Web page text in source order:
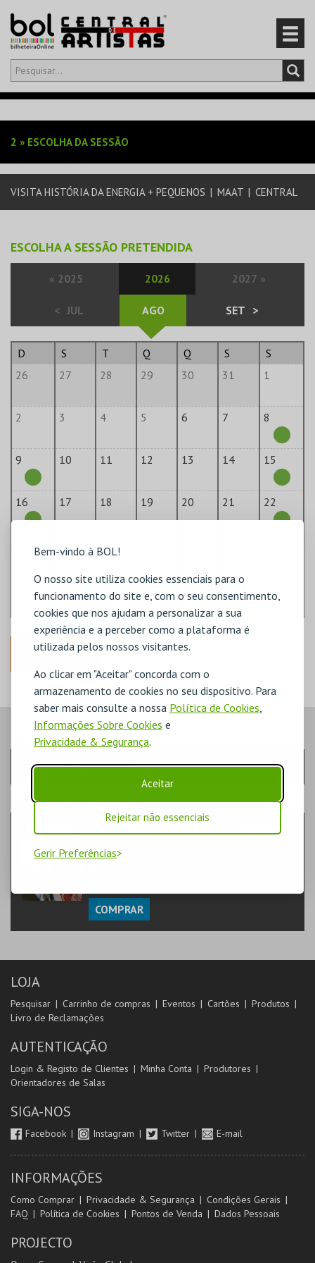
Bem-vindo à BOL!
O nosso site utiliza cookies essenciais para o
funcionamento do site e, com o seu consentimento,
cookies que nos ajudam a personalizar a sua
experiência e a perceber como a plataforma é
utilizada pelos nossos visitantes.
Ao clicar em "Aceitar" concorda com o
armazenamento de cookies no seu dispositivo. Para
saber mais consulte a nossa Política de Cookies,
Informações Sobre Cookies e
Privacidade & Segurança.
Aceitar
Rejeitar não essenciais
Gerir Preferências
Olá,iniciar sessão
EVENTOS
CARTÕES
2 » ESCOLHA DA SESSÃO
VISITA HISTÓRIA DA ENERGIA + PEQUENOS | MAAT | CENTRAL
ESCOLHA A SESSÃO PRETENDIDA
« 2025 2026 2027 »
< JUL AGO SET >
D S T Q Q S
S
26
27 28 29 30 31 1
2 3 4 5 6 7 8
9 10 11 12 13 14 15
16 17 18 19 20 21 22
24 25
31 1 2 3 4
ANTERIOR
PASSO- SESSÃO
Escolha a sessão pretendida
PASSO- EVENTO
VISITA HISTÓRIA DA ENERGIA + PEQUENOS
COMPRAR
LOJA
Pesquisar Carrinho de compras Eventos Cartões
Produtos
Livro de Reclamações
AUTENTICAÇÃO
Login & Registo de Clientes Minha Conta
Produtores
Orientadores de Salas
SIGA-NOS
Facebook Instagram Twitter E-mail
INFORMAÇÕES
Como Comprar Privacidade & Segurança
Condições Gerais
FAQ
Política de Cookies Pontos de Venda Dados Pessoais
PROJECTO